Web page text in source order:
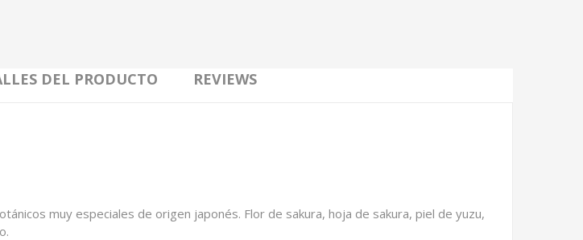
DEL PRODUCTO REVIEWS
muy especiales de origen japonés. Flor de sakura, hoja de sakura, piel de yuzu,